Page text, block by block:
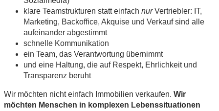
klare Teamstrukturen statt einfach nurVertriebler: IT,
Marketing, Backoffice, Akquise und Verkauf sind alle
aufeinander abgestimmt
schnelle Kommunikation
ein Team, das Verantwortung übernimmt
und eine Haltung, die auf Respekt, Ehrlichkeit und
Transparenz beruht
Wir möchten nicht einfach Immobilien verkaufen. Wir
möchten Menschen in komplexen Lebenssituationen